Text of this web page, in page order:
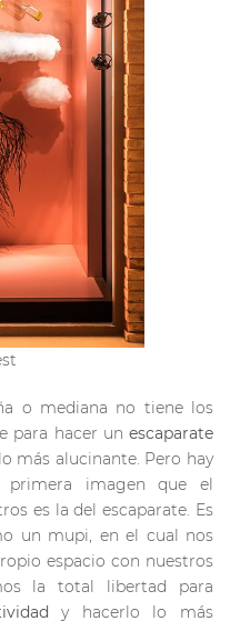
o mediana no tiene los
para hacer un escaparate
más alucinante. Pero hay
imagen que el
es la del escaparate. Es
un mupi, en el cual nos
espacio con nuestros
la total libertad para
y hacerlo lo más